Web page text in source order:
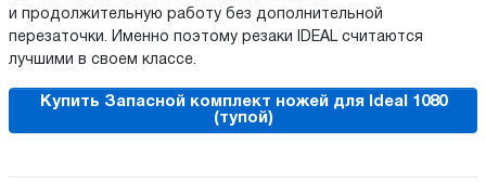
и продолжительную работу без дополнительной
перезаточки. Именно поэтому резаки IDEAL считаются
лучшими в своем классе.
Купить Запасной комплект ножей для Ideal 1080
(тупой)